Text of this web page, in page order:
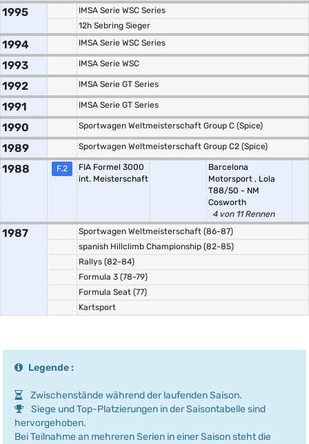
1995
IMSA Serie WSC Series
12h Sebring Sieger
1994 IMSA Serie WSC Series
1993 IMSA Serie WSC
1992 IMSA Serie GT Series
1991 IMSA Serie GT Series
1990 Sportwagen Weltmeisterschaft Group C (Spice)
1989 Sportwagen Weltmeisterschaft Group C2 (Spice)
1988 F.2
FIA Formel 3000
int. Meisterschaft
Barcelona
Motorsport , Lola
T88/50 - NM
Cosworth
4 von 11 Rennen
1987
Sportwagen Weltmeisterschaft (86-87)
spanish Hillclimb Championship (82-85)
Rallys (82-84)
Formula 3 (78-79)
Formula Seat (77)
Kartsport
Legende :
Zwischenstände während der laufenden Saison.
Siege und Top-Platzierungen in der Saisontabelle sind
hervorgehoben.
Bei Teilnahme an mehreren Serien in einer Saison steht die